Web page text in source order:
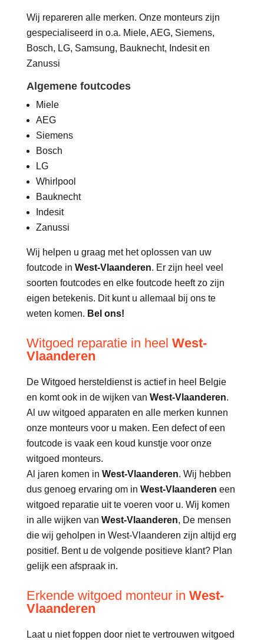
Wij repareren alle merken. Onze monteurs zijn
gespecialiseerd in o.a. Miele, AEG, Siemens,
Bosch, LG, Samsung, Bauknecht, Indesit en
Zanussi
Algemene foutcodes
Miele
AEG
Siemens
Bosch
LG
Whirlpool
Bauknecht
Indesit
Zanussi
Wij helpen u graag met het oplossen van uw
foutcode in West-Vlaanderen. Er zijn heel veel
soorten foutcodes en elke foutcode heeft zo zijn
eigen betekenis. Dit kunt u allemaal bij ons te
weten komen. Bel ons!
Witgoed reparatie in heel West-
Vlaanderen
De Witgoed hersteldienst is actief in heel Belgie
en komt ook in de wijken van West-Vlaanderen.
Al uw witgoed apparaten en alle merken kunnen
onze monteurs voor u maken. Een defect of een
foutcode is vaak een koud kunstje voor onze
witgoed monteurs.
Al jaren komen in West-Vlaanderen. Wij hebben
dus genoeg ervaring om in West-Vlaanderen een
witgoed reparatie uit te voeren voor u. Wij komen
in alle wijken van West-Vlaanderen, De mensen
die wij geholpen in West-Vlaanderen zijn altijd erg
positief. Bent u de volgende positieve klant? Plan
gelijk een afspraak in.
Erkende witgoed monteur in West-
Vlaanderen
Laat u niet foppen door niet te vertrouwen witgoed